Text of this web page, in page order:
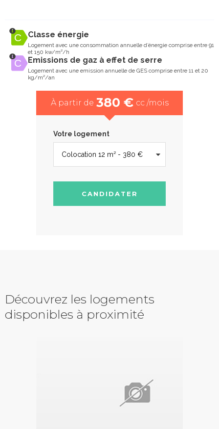
Classe énergie
Logement avec une consommation annuelle d’énergie comprise entre 91
et 150 kw/m²/h
Emissions de gaz à effet de serre
Logement avec une emission annuelle de GES comprise entre 11 et 20
kg/m²/an
À partir de 380 € cc /mois
Votre logement
CANDIDATER
Découvrez les logements
disponibles à proximité